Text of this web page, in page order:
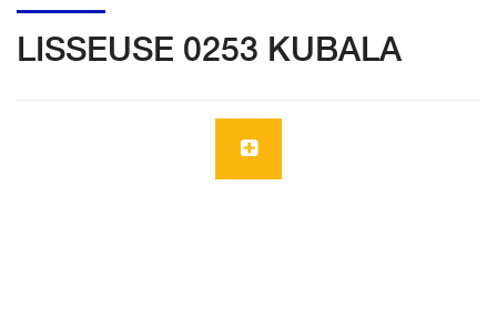
LISSEUSE 0253 KUBALA